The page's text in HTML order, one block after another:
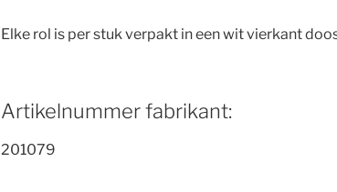
Elke rol is per stuk verpakt in een wit vierkant
Artikelnummer fabrikant:
201079